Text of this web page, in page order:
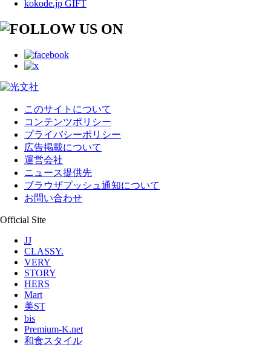
kokode.jp GIFT
このサイトについて
コンテンツポリシー
プライバシーポリシー
広告掲載について
運営会社
ニュース提供先
ブラウザプッシュ通知について
お問い合わせ
Official Site
JJ
CLASSY.
VERY
STORY
HERS
Mart
美ST
bis
Premium-K.net
和食スタイル